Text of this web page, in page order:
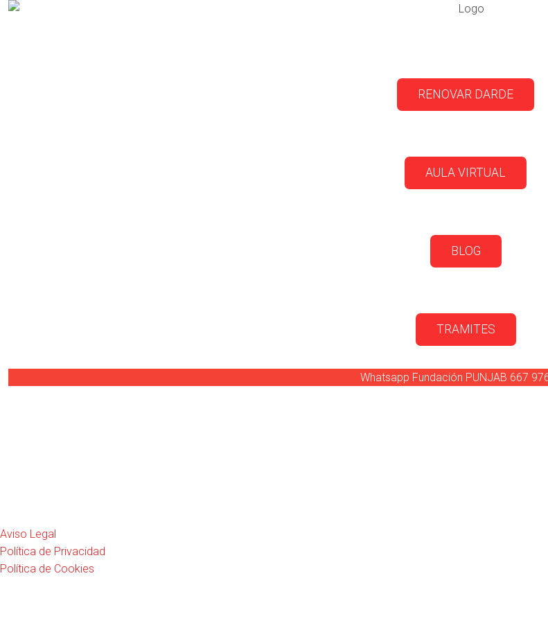
RENOVAR DARDE
AULA VIRTUAL
BLOG
TRAMITES
Whatsapp Fundación PUNJAB 667
Aviso Legal
Política de Privacidad
Política de Cookies